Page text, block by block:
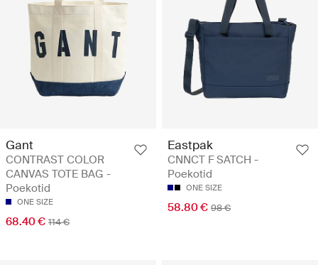
Gant
CONTRAST COLOR
CANVAS TOTE BAG -
Poekotid
ONE SIZE
68.40 € 114 €
Eastpak
CNNCT F SATCH -
Poekotid
ONE SIZE
58.80 € 98 €